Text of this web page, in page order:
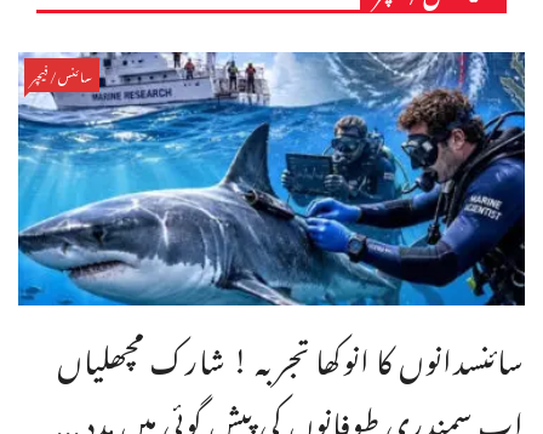
سائنس/فیچر
سائنسدانوں کا انوکھا تجربہ ! شارک مچھلیاں
اب سمندری طوفانوں کی پیش گوئی میں مدد ...